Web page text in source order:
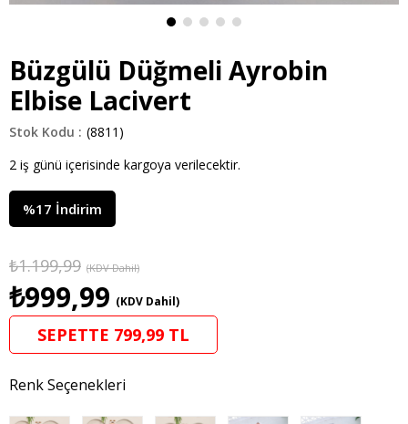
Büzgülü Düğmeli Ayrobin
Elbise Lacivert
(8811)
2 iş günü içerisinde kargoya verilecektir.
%17 İndirim
₺1.199,99 (KDV Dahil)
₺999,99 (KDV Dahil)
SEPETTE 799,99 TL
Renk Seçenekleri